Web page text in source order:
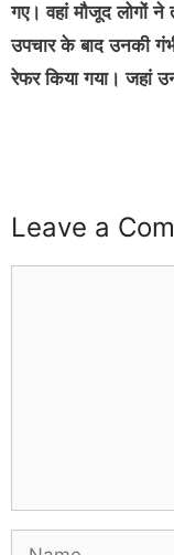
गए। वहां मौजूद लोगों ने
उपचार के बाद उनकी
रेफर किया गया। जहां
Leave a